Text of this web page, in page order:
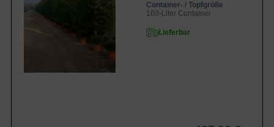
Container- / Topfgröße
160-Liter Container
Lieferbar